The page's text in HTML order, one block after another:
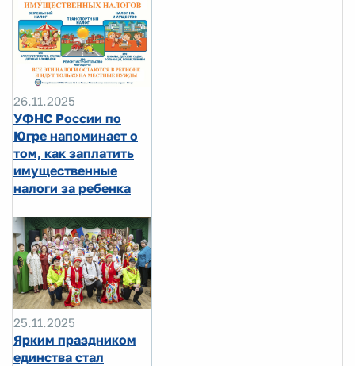
26.11.2025
УФНС России по
Югре напоминает о
том, как заплатить
имущественные
налоги за ребенка
25.11.2025
Ярким праздником
единства стал